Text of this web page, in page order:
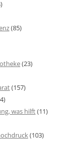
(85)
(23)
(157)
was hilft(11)
(103)